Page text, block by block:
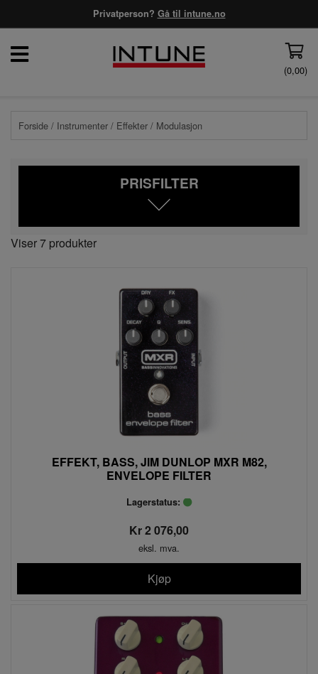
Privatperson? Gå til intune.no
(0,00)
Forside / Instrumenter / Effekter / Modulasjon
PRISFILTER
Viser 7 produkter
EFFEKT, BASS, JIM DUNLOP MXR M82,
ENVELOPE FILTER
Lagerstatus:
Kr 2 076,00
eksl. mva.
Kjøp